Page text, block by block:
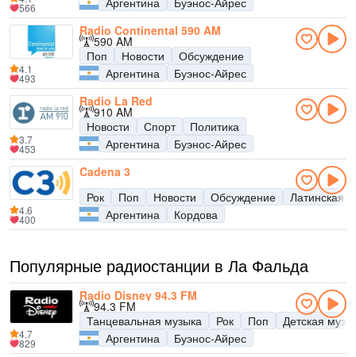
566
Radio Continental 590 AM
590 AM
Поп
Новости
Обсуждение
Аргентина
Буэнос-Айрес
4.1
493
Radio La Red
910 AM
Новости
Спорт
Политика
Аргентина
Буэнос-Айрес
3.7
453
Cadena 3
Рок
Поп Новости Обсуждение
Латинская
Аргентина
Кордова
4.6
400
Популярные радиостанции в Ла Фальда
Radio Disney 94.3 FM
94.3 FM
Танцевальная музыка
Рок Поп
Детская
Аргентина
Буэнос-Айрес
4.7
829